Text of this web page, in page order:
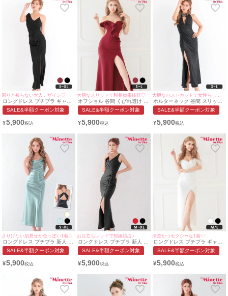
周りと被らない大人デザイン♡
ロングドレス プチプラ ギャル
タイト セクシー ノースリーブ
ラウンジ 谷間 シンプル フリル
ぃぃりぷ着用/S~XL対応) |
SALE&半額クーポン対象
¥5,900
大胆なスリットで脚長効果抜群♡
オフショル 谷間 くびれ透け タ
イト ロングドレス (波北かほ着
用/S~Lサイズ対応) |
SALE&半額クーポン対象
¥5,900
ホルターネック 谷間 スリット
タイト ロングドレス (きぃぃり
ぷ着用/S~Lサイズ対応) |
SALE&半額クーポン対象
¥5,900
さりげない肌見せが色っぽい1着♡
ロングドレス プチプラ 新人 タ
イト セクシー ラウンジ キャミ
ソール 背中魅せ スナック ドレ
プル ミントブルー キャバドレ
SALE&半額クーポン対象
¥5,900
お目立ちレッドで視線独占♪
ロングドレス プチプラ 新人 タ
イト セクシー スリット ノース
リーブ 谷間 黒 高身長 キャバ
イズ対応) | myMinette/マイミ
SALE&半額クーポン対象
¥5,900
清楚かつセクシーな1着♡
ロングドレス プチプラ ギャル
タイト オフショル スリット セ
クシー ラウンジ レース 谷間
北かほ着用/M〜Lサイズ対応) |
SALE&半額クーポン対象
¥5,900